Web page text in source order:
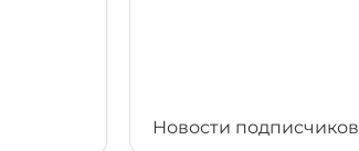
Новости подписчиков